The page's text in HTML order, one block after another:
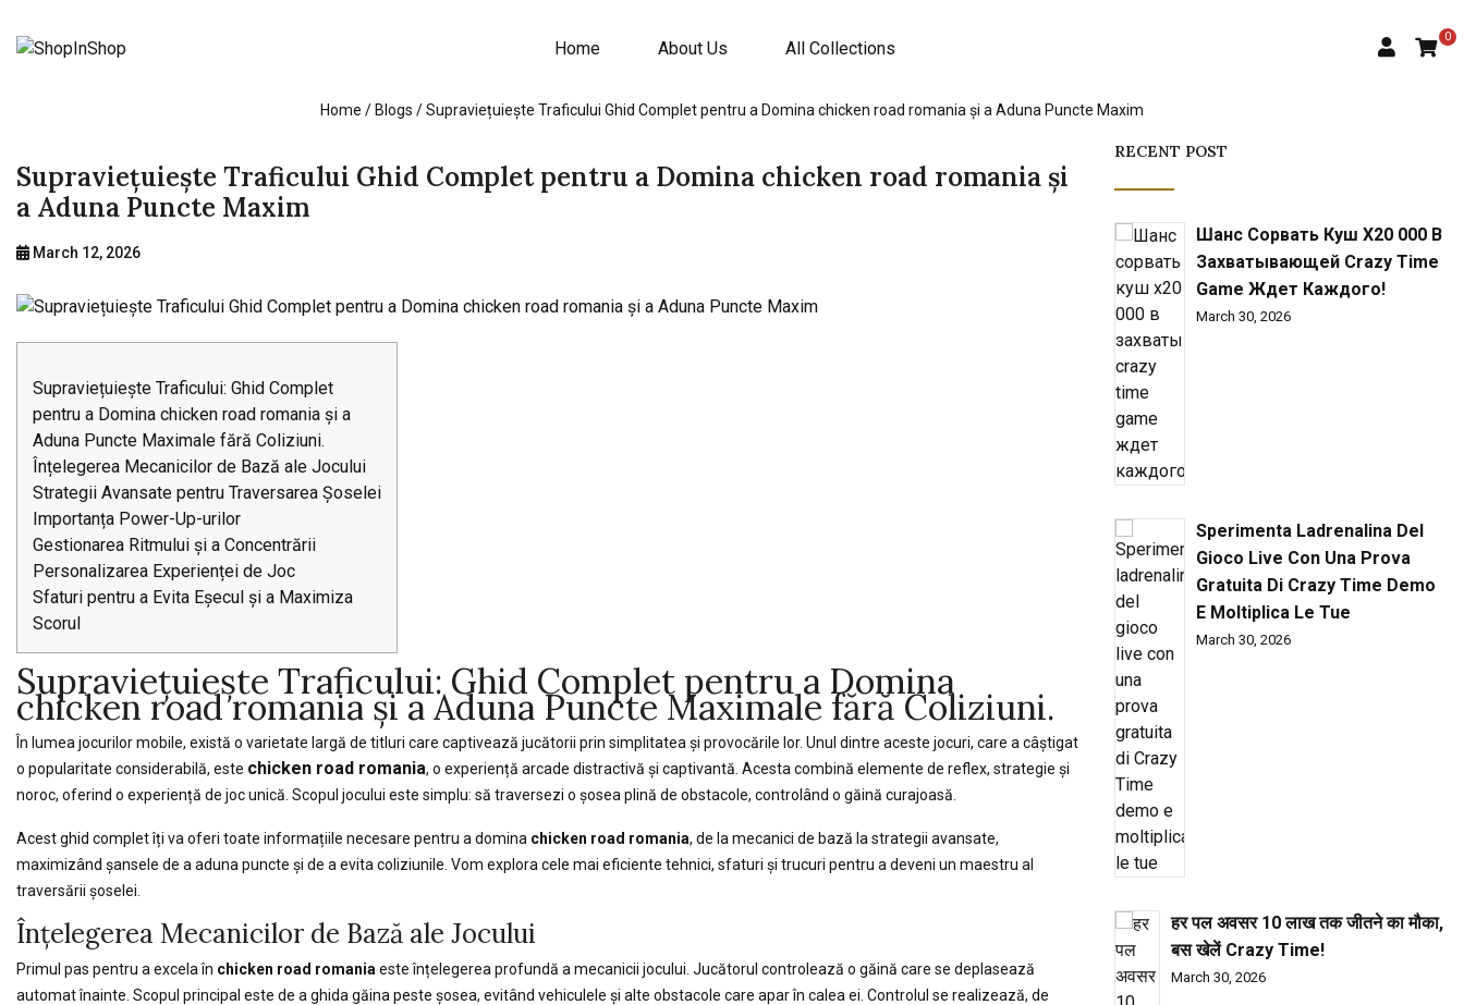
Home About Us All Collections
0
Home / Blogs / Supraviețuiește Traficului Ghid Complet pentru a Domina chicken road romania și a Aduna Puncte Maxim
Supraviețuiește Traficului Ghid Complet pentru a Domina chicken road romania și
a Aduna Puncte Maxim
March 12, 2026
Supraviețuiește Traficului: Ghid Complet
pentru a Domina chicken road romania și a
Aduna Puncte Maximale fără Coliziuni.
Înțelegerea Mecanicilor de Bază ale Jocului
Strategii Avansate pentru Traversarea Șoselei
Importanța Power-Up-urilor
Gestionarea Ritmului și a Concentrării
Personalizarea Experienței de Joc
Sfaturi pentru a Evita Eșecul și a Maximiza
Scorul
Supraviețuiește Traficului: Ghid Complet pentru a Domina
chicken road romania și a Aduna Puncte Maximale fără Coliziuni.
În lumea jocurilor mobile, există o varietate largă de titluri care captivează jucătorii prin simplitatea și provocările lor. Unul dintre aceste jocuri, care a câștigat
o popularitate considerabilă, este chicken road romania, o experiență arcade distractivă și captivantă. Acesta combină elemente de reflex, strategie și
noroc, oferind o experiență de joc unică. Scopul jocului este simplu: să traversezi o șosea plină de obstacole, controlând o găină curajoasă.
Acest ghid complet îți va oferi toate informațiile necesare pentru a domina chicken road romania, de la mecanici de bază la strategii avansate,
maximizând șansele de a aduna puncte și de a evita coliziunile. Vom explora cele mai eficiente tehnici, sfaturi și trucuri pentru a deveni un maestru al
traversării șoselei.
Înțelegerea Mecanicilor de Bază ale Jocului
Primul pas pentru a excela în chicken road romania este înțelegerea profundă a mecanicii jocului. Jucătorul controlează o găină care se deplasează
automat înainte. Scopul principal este de a ghida găina peste șosea, evitând vehiculele și alte obstacole care apar în calea ei. Controlul se realizează, de
RECENT POST
Шанс Сорвать Куш X20 000 В
Захватывающей Crazy Time
Game Ждет Каждого!
March 30, 2026
Sperimenta Ladrenalina Del
Gioco Live Con Una Prova
Gratuita Di Crazy Time Demo
E Moltiplica Le Tue
March 30, 2026
हर पल अवसर ₹10 लाख तक जीतने का मौका,
बस खेलें Crazy Time!
March 30, 2026